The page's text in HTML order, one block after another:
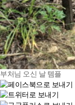
부처님 오신 날 템플